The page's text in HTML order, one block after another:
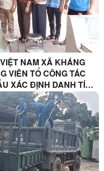
NAM XÃ KHÁNG
VIÊN TỔ CÔNG TÁC
XÁC ĐỊNH DANH TÍNH